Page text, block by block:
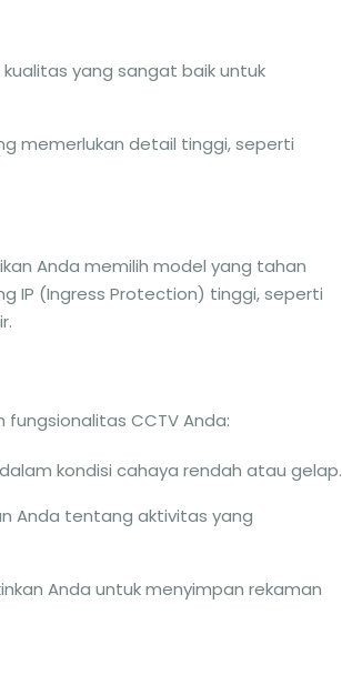
yang sangat baik untuk
memerlukan detail tinggi, seperti
Anda memilih model yang tahan
IP (Ingress Protection) tinggi, seperti
CCTV Anda:
kondisi cahaya rendah atau gelap.
Anda tentang aktivitas yang
Anda untuk menyimpan rekaman